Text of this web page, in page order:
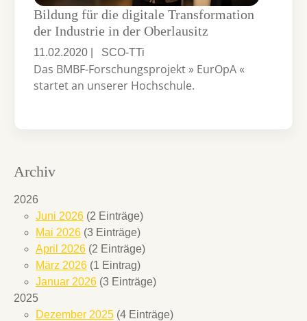
Bildung für die digitale Transformation
der Industrie in der Oberlausitz
11.02.2020 SCO-TTi
Das BMBF-Forschungsprojekt » EurOpA «
startet an unserer Hochschule.
Archiv
2026
Juni 2026 (2 Einträge)
Mai 2026 (3 Einträge)
April 2026 (2 Einträge)
März 2026 (1 Eintrag)
Januar 2026 (3 Einträge)
2025
Dezember 2025 (4 Einträge)